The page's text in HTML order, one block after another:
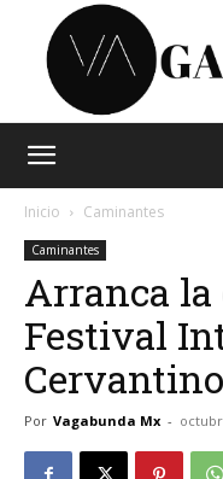
Inicio Caminantes
Caminantes
Arranca la
Festival
Cervantino
Por Vagabunda Mx -